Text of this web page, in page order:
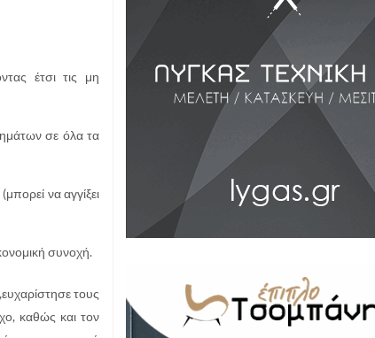
έτσι τις μη
σε όλα τα
να αγγίξει
συνοχή.
τους
καθώς και τον